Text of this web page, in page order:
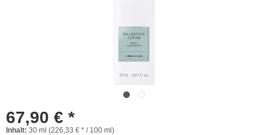
67,90 € *
Inhalt: 30 ml (226,33 € * / 100 ml)